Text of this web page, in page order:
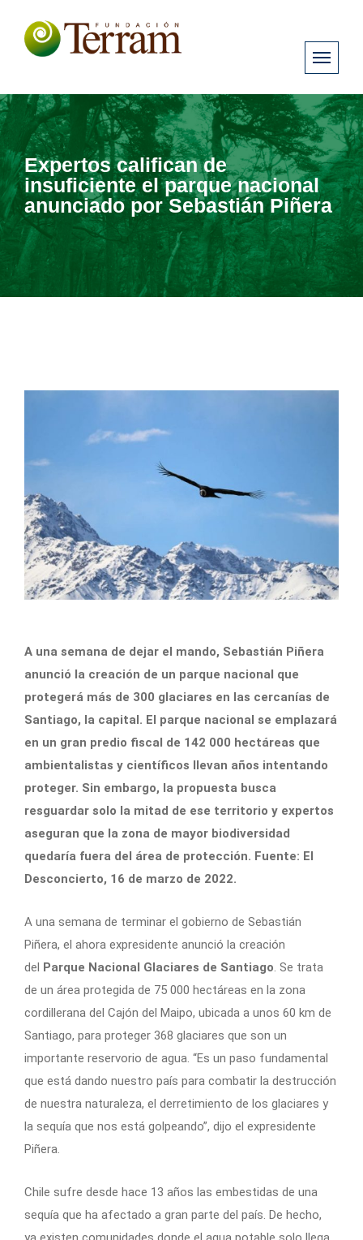
Expertos califican de
insuficiente el parque nacional
anunciado por Sebastián Piñera
A una semana de dejar el mando, Sebastián Piñera
anunció la creación de un parque nacional que
protegerá más de 300 glaciares en las cercanías de
Santiago, la capital. El parque nacional se emplazará
en un gran predio fiscal de 142 000 hectáreas que
ambientalistas y científicos llevan años intentando
proteger. Sin embargo, la propuesta busca
resguardar solo la mitad de ese territorio y expertos
aseguran que la zona de mayor biodiversidad
quedaría fuera del área de protección. Fuente: El
Desconcierto, 16 de marzo de 2022.
A una semana de terminar el gobierno de Sebastián
Piñera, el ahora expresidente anunció la creación
del
Parque Nacional Glaciares de Santiago. Se trata
de un área protegida de 75 000 hectáreas en la zona
cordillerana del Cajón del Maipo, ubicada a unos 60 km de
Santiago, para proteger 368 glaciares que son un
importante reservorio de agua. “Es un paso fundamental
que está dando nuestro país para combatir la destrucción
de nuestra naturaleza, el derretimiento de los glaciares y
la sequía que nos está golpeando”, dijo el expresidente
Piñera.
Chile sufre desde hace 13 años las embestidas de una
sequía que ha afectado a gran parte del país. De hecho,